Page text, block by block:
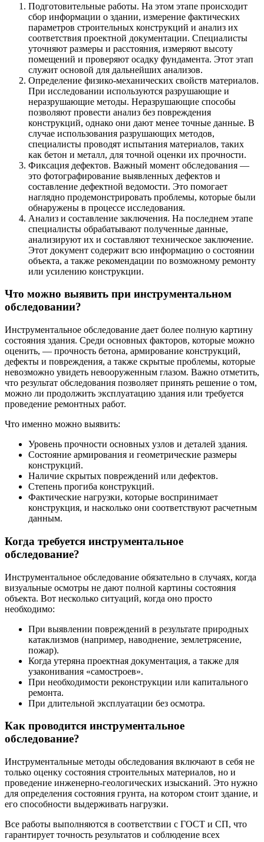
Подготовительные работы. На этом этапе происходит
сбор информации о здании, измерение фактических
параметров строительных конструкций и анализ их
соответствия проектной документации. Специалисты
уточняют размеры и расстояния, измеряют высоту
помещений и проверяют осадку фундамента. Этот этап
служит основой для дальнейших анализов.
Определение физико-механических свойств материалов.
При исследовании используются разрушающие и
неразрушающие методы. Неразрушающие способы
позволяют провести анализ без повреждения
конструкций, однако они дают менее точные данные. В
случае использования разрушающих методов,
специалисты проводят испытания материалов, таких
как бетон и металл, для точной оценки их прочности.
Фиксация дефектов. Важный момент обследования —
это фотографирование выявленных дефектов и
составление дефектной ведомости. Это помогает
наглядно продемонстрировать проблемы, которые были
обнаружены в процессе исследования.
Анализ и составление заключения. На последнем этапе
специалисты обрабатывают полученные данные,
анализируют их и составляют техническое заключение.
Этот документ содержит всю информацию о состоянии
объекта, а также рекомендации по возможному ремонту
или усилению конструкции.
Что можно выявить при инструментальном
обследовании?
Инструментальное обследование дает более полную картину
состояния здания. Среди основных факторов, которые можно
оценить, — прочность бетона, армирование конструкций,
дефекты и повреждения, а также скрытые проблемы, которые
невозможно увидеть невооруженным глазом. Важно отметить,
что результат обследования позволяет принять решение о том,
можно ли продолжить эксплуатацию здания или требуется
проведение ремонтных работ.
Что именно можно выявить:
Уровень прочности основных узлов и деталей здания.
Состояние армирования и геометрические размеры
конструкций.
Наличие скрытых повреждений или дефектов.
Степень прогиба конструкций.
Фактические нагрузки, которые воспринимает
конструкция, и насколько они соответствуют расчетным
данным.
Когда требуется инструментальное
обследование?
Инструментальное обследование обязательно в случаях, когда
визуальные осмотры не дают полной картины состояния
объекта. Вот несколько ситуаций, когда оно просто
необходимо:
При выявлении повреждений в результате природных
катаклизмов (например, наводнение, землетрясение,
пожар).
Когда утеряна проектная документация, а также для
узаконивания «самостроев».
При необходимости реконструкции или капитального
ремонта.
При длительной эксплуатации без осмотра.
Как проводится инструментальное
обследование?
Инструментальные методы обследования включают в себя не
только оценку состояния строительных материалов, но и
проведение инженерно-геологических изысканий. Это нужно
для определения состояния грунта, на котором стоит здание, и
его способности выдерживать нагрузки.
Все работы выполняются в соответствии с ГОСТ и СП, что
гарантирует точность результатов и соблюдение всех